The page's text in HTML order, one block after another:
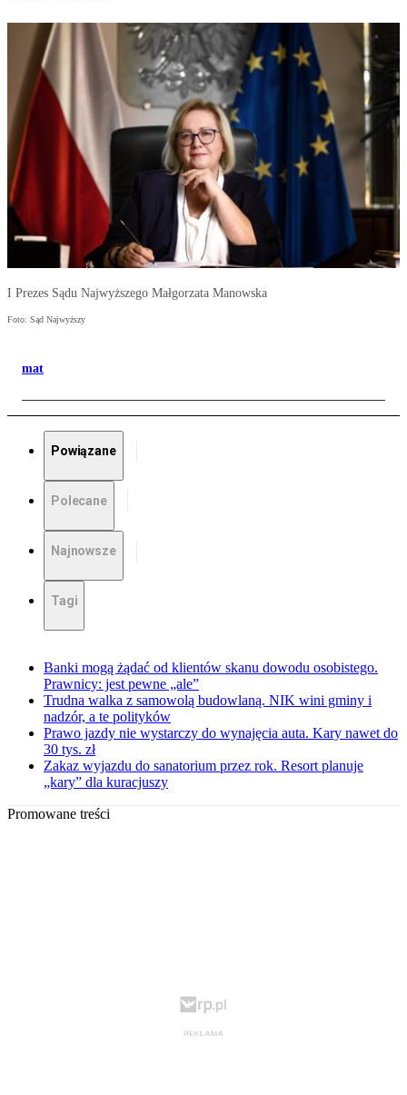
I Prezes Sądu Najwyższego Małgorzata Manowska
Foto: Sąd Najwyższy
mat
Powiązane
Polecane
Najnowsze
Tagi
Banki mogą żądać od klientów skanu dowodu osobistego.
Prawnicy: jest pewne „ale”
Trudna walka z samowolą budowlaną. NIK wini gminy i
nadzór, a te polityków
Prawo jazdy nie wystarczy do wynajęcia auta. Kary nawet do
30 tys. zł
Zakaz wyjazdu do sanatorium przez rok. Resort planuje
„kary” dla kuracjuszy
Promowane treści